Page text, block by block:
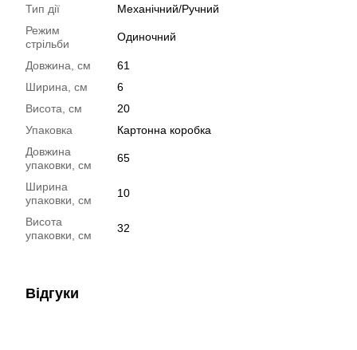
Тип дії
Механічний/Ручний
Режим
стрільби
Одиночний
Довжина, см
61
Ширина, см
6
Висота, см
20
Упаковка
Картонна коробка
Довжина
упаковки, см
65
Ширина
упаковки, см
10
Висота
упаковки, см
32
Відгуки